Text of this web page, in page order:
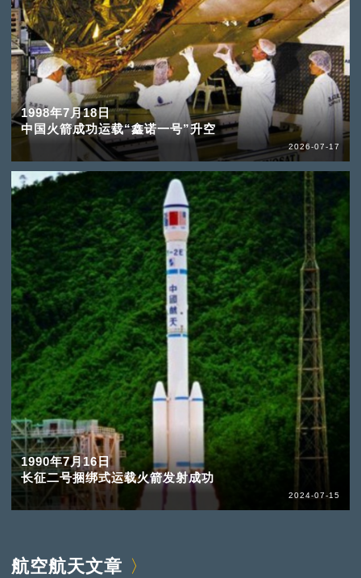
1998年7月18日
中国火箭成功运载“鑫诺一号”升空
2026-07-17
1990年7月16日
长征二号捆绑式运载火箭发射成功
2024-07-15
航空航天文章